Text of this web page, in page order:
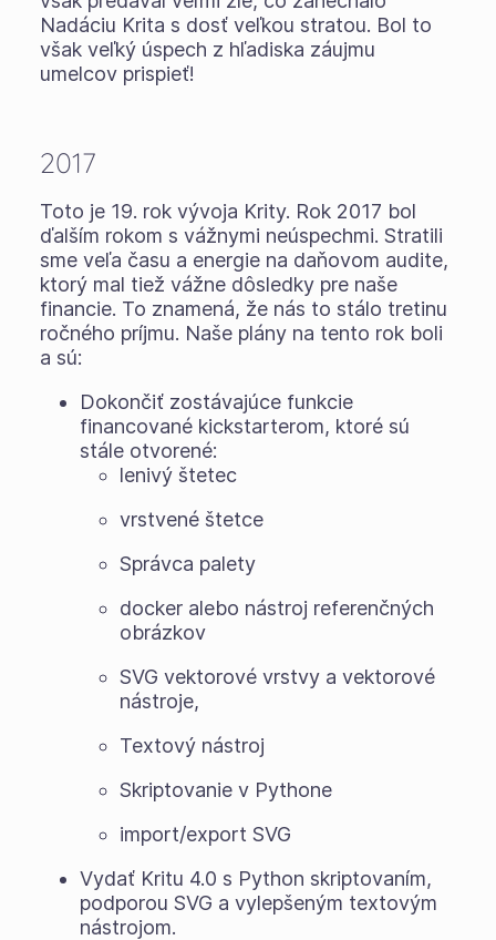
Nadáciu Krita s dosť veľkou stratou. Bol to
však veľký úspech z hľadiska záujmu
umelcov prispieť!
2017
Toto je 19. rok vývoja Krity. Rok 2017 bol
ďalším rokom s vážnymi neúspechmi. Stratili
sme veľa času a energie na daňovom audite,
ktorý mal tiež vážne dôsledky pre naše
financie. To znamená, že nás to stálo tretinu
ročného príjmu. Naše plány na tento rok boli
a sú:
Dokončiť zostávajúce funkcie
financované kickstarterom, ktoré sú
stále otvorené:
lenivý štetec
vrstvené štetce
Správca palety
docker alebo nástroj referenčných
obrázkov
SVG vektorové vrstvy a vektorové
nástroje,
Textový nástroj
Skriptovanie v Pythone
import/export SVG
Vydať Kritu 4.0 s Python skriptovaním,
podporou SVG a vylepšeným textovým
nástrojom.